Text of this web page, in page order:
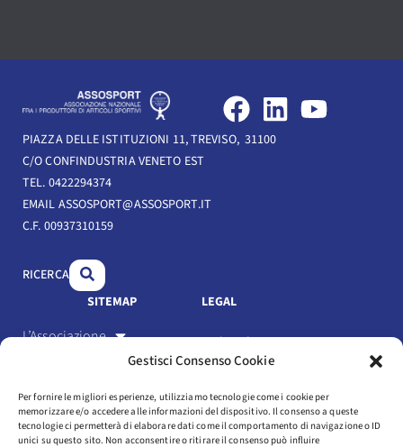
Gestisci Consenso Cookie
Per fornire le migliori esperienze, utilizziamo tecnologie come i cookie per
memorizzare e/o accedere alle informazioni del dispositivo. Il consenso a queste
tecnologie ci permetterà di elaborare dati come il comportamento di navigazione o ID
unici su questo sito. Non acconsentire o ritirare il consenso può influire
F
a
c
L
i
Y
o
PIAZZA DELLE ISTITUZIONI 11, TREVISO, 31100
C/O CONFINDUSTRIA VENETO EST
TEL. 0422294374
EMAIL ASSOSPORT@ASSOSPORT.IT
C.F. 00937310159
RICERCA
SITEMAP
L’Associazione
Il settore
Servizi
LEGAL
Link Utili
Cookie Policy